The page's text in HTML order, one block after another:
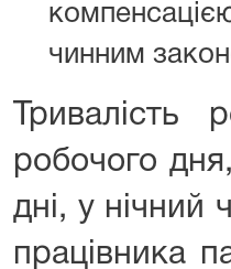
чинним
Тривалість
робочого
дні, у
працівника